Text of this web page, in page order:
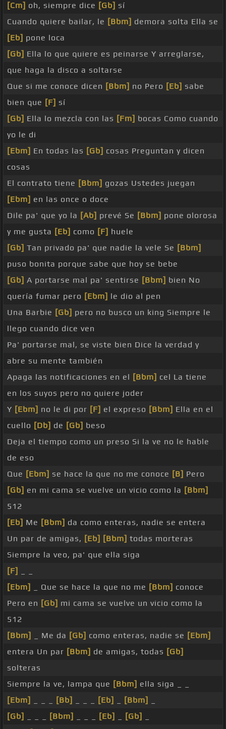
[Cm] oh, siempre dice [Gb] sí
Cuando quiere bailar, le [Bbm] demora solta Ella se
[Eb] pone loca
[Gb] Ella lo que quiere es peinarse Y arreglarse,
que haga la disco a soltarse
Que si me conoce dicen [Bbm] no Pero [Eb] sabe
bien que [F] sí
[Gb] Ella lo mezcla con las [Fm] bocas Como cuando
yo le di
[Ebm] En todas las [Gb] cosas Preguntan y dicen
cosas
El contrato tiene [Bbm] gozas Ustedes juegan
[Ebm] en las once o doce
Dile pa' que yo la [Ab] prevé Se [Bbm] pone olorosa
y me gusta [Eb] como [F] huele
[Gb] Tan privado pa' que nadie la vele Se [Bbm]
puso bonita porque sabe que hoy se bebe
[Gb] A portarse mal pa' sentirse [Bbm] bien No
quería fumar pero [Ebm] le dio al pen
Una Barbie [Gb] pero no busco un king Siempre le
llego cuando dice ven
Pa' portarse mal, se viste bien Dice la verdad y
abre su mente también
Apaga las notificaciones en el [Bbm] cel La tiene
en los suyos pero no quiere joder
Y [Ebm] no le di por [F] el expreso [Bbm] Ella en el
cuello [Db] de [Gb] beso
Deja el tiempo como un preso Si la ve no le hable
de eso
Que [Ebm] se hace la que no me conoce [B] Pero
[Gb] en mi cama se vuelve un vicio como la [Bbm]
512
[Eb] Me [Bbm] da como enteras, nadie se entera
Un par de amigas, [Eb] [Bbm] todas morteras
Siempre la veo, pa' que ella siga
[F]
[Ebm]
_ Que se hace la que no me [Bbm] conoce
Pero en [Gb] mi cama se vuelve un vicio como la
512
[Bbm]
_ Me da [Gb] como enteras, nadie se [Ebm]
entera Un par [Bbm] de amigas, todas [Gb]
solteras
Siempre la ve, lampa que [Bbm] ella siga _ _
[Ebm]
[Bb] [Eb] [Bbm]
[Gb]
[Bbm] [Eb] [Gb]